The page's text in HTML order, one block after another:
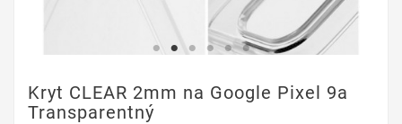
Kryt CLEAR 2mm na Google Pixel 9a
Transparentný